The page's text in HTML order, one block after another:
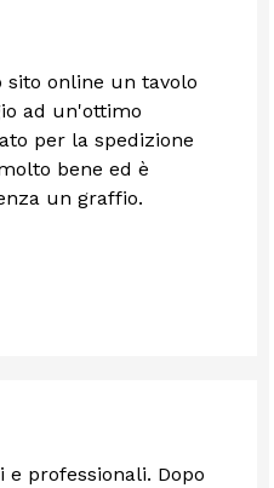
sito online un tavolo
ad un'ottimo
per la spedizione
bene ed è
un graffio.
e professionali. Dopo